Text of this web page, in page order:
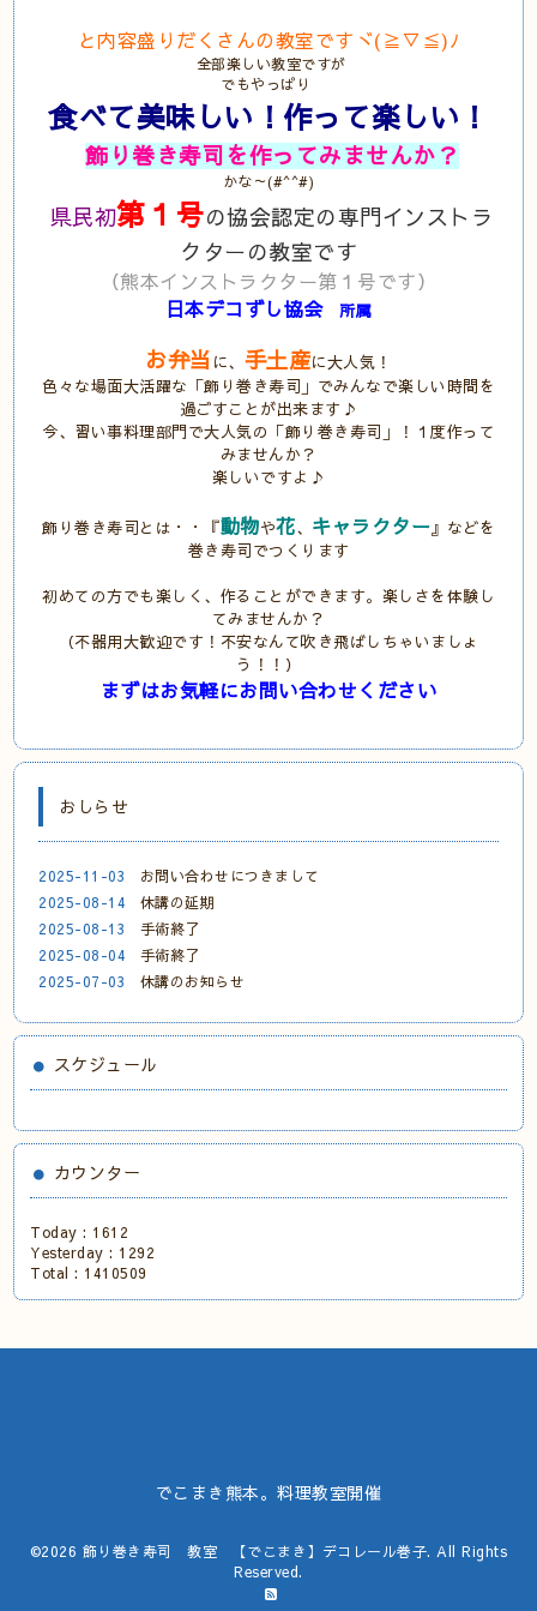
と内容盛りだくさんの教室ですヾ(≧▽≦)ﾉ
全部楽しい教室ですが
でもやっぱり
食べて美味しい！作って楽しい！
飾り巻き寿司を作ってみませんか？
かな～(#^^#)
県民初第１号の協会認定の専門インストラ
クターの教室です
（熊本インストラクター第１号です）
日本デコずし協会所属
お弁当 に、 手土産に大人気！
色々な場面大活躍な「飾り巻き寿司」でみんなで楽しい時間を
過ごすことが出来ます♪
今、習い事料理部門で大人気の「飾り巻き寿司」！１度作って
みませんか？
楽しいですよ♪
飾り巻き寿司とは・・『動物や花、 キャラクター』などを
巻き寿司でつくります
初めての方でも楽しく、作ることができます。楽しさを体験し
てみませんか？
（不器用大歓迎です！不安なんて吹き飛ばしちゃいましょ
う！！）
まずはお気軽にお問い合わせください
おしらせ
2025-11-03
お問い合わせにつきまして
2025-08-14
休講の延期
2025-08-13
手術終了
2025-08-04
手術終了
2025-07-03
休講のお知らせ
スケジュール
カウンター
Today : 1612
Yesterday : 1292
Total : 1410509
でこまき熊本。料理教室開催
©2026 飾り巻き寿司 教室 【でこまき】デコレール巻子. All Rights
Reserved.